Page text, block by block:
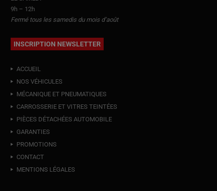
9h – 12h
Fermé tous les samedis du mois d’août
INSCRIPTION NEWSLETTER
ACCUEIL
NOS VÉHICULES
MÉCANIQUE ET PNEUMATIQUES
CARROSSERIE ET VITRES TEINTÉES
PIÈCES DÉTACHÉES AUTOMOBILE
GARANTIES
PROMOTIONS
CONTACT
MENTIONS LÉGALES